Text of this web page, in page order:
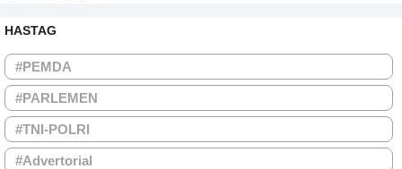
HASTAG
#PEMDA
#PARLEMEN
#TNI-POLRI
#Advertorial